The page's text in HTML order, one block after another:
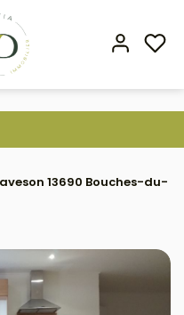
13690 Bouches-du-